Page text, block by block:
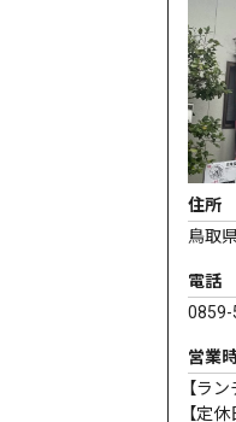
住所
鳥取
電話
0859-
営業
【ラ
【定